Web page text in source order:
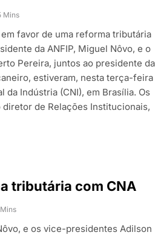
Mins
favor de uma reforma tributária
da ANFIP, Miguel Nôvo, e o
Pereira, juntos ao presidente da
estiveram, nesta terça-feira
da Indústria (CNI), em Brasília. Os
de Relações Institucionais,
tributária com CNA
e os vice-presidentes Adilson